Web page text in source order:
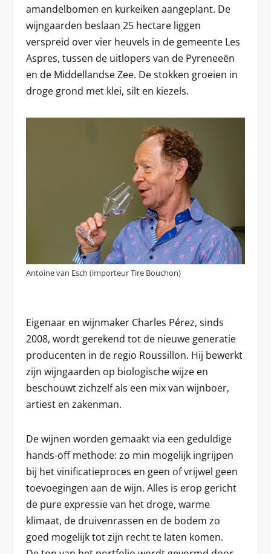
amandelbomen en kurkeiken aangeplant. De
wijngaarden beslaan 25 hectare liggen
verspreid over vier heuvels in de gemeente Les
Aspres, tussen de uitlopers van de Pyreneeën
en de Middellandse Zee. De stokken groeien in
droge grond met klei, silt en kiezels.
Antoine van Esch (importeur Tire Bouchon)
Eigenaar en wijnmaker Charles Pérez, sinds
2008, wordt gerekend tot de nieuwe generatie
producenten in de regio Roussillon. Hij bewerkt
zijn wijngaarden op biologische wijze en
beschouwt zichzelf als een mix van wijnboer,
artiest en zakenman.
De wijnen worden gemaakt via een geduldige
hands-off methode: zo min mogelijk ingrijpen
bij het vinificatieproces en geen of vrijwel geen
toevoegingen aan de wijn. Alles is erop gericht
de pure expressie van het droge, warme
klimaat, de druivenrassen en de bodem zo
goed mogelijk tot zijn recht te laten komen.